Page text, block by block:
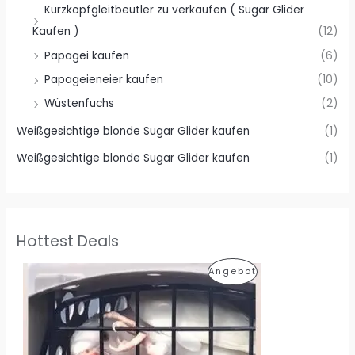
Kurzkopfgleitbeutler zu verkaufen ( Sugar Glider
Kaufen )
(12)
Papagei kaufen
(6)
Papageieneier kaufen
(10)
Wüstenfuchs
(2)
Weißgesichtige blonde Sugar Glider kaufen
(1)
Weißgesichtige blonde Sugar Glider kaufen
(1)
Hottest Deals
AngebotP
O